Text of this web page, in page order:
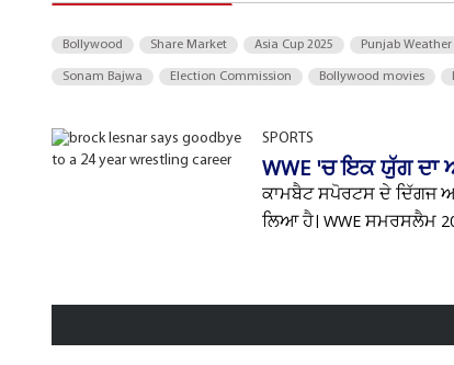
Bollywood Share Market Asia Cup 2025 Punjab Weather
Sonam Bajwa Election Commission Bollywood movies
SPORTS
WWE 'ਚ ਇਕ ਯੁੱਗ ਦਾ
ਕਾਮਬੈਟ ਸਪੋਰਟਸ ਦੇ ਦਿੱਗਜ
ਲਿਆ ਹੈ। WWE ਸਮਰਸਲੈਮ